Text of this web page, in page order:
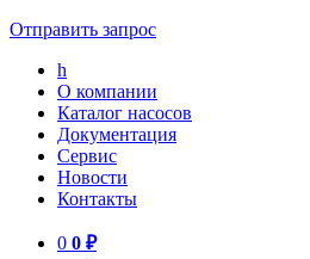
Отправить запрос
h
О компании
Каталог насосов
Документация
Сервис
Новости
Контакты
0 0 ₽